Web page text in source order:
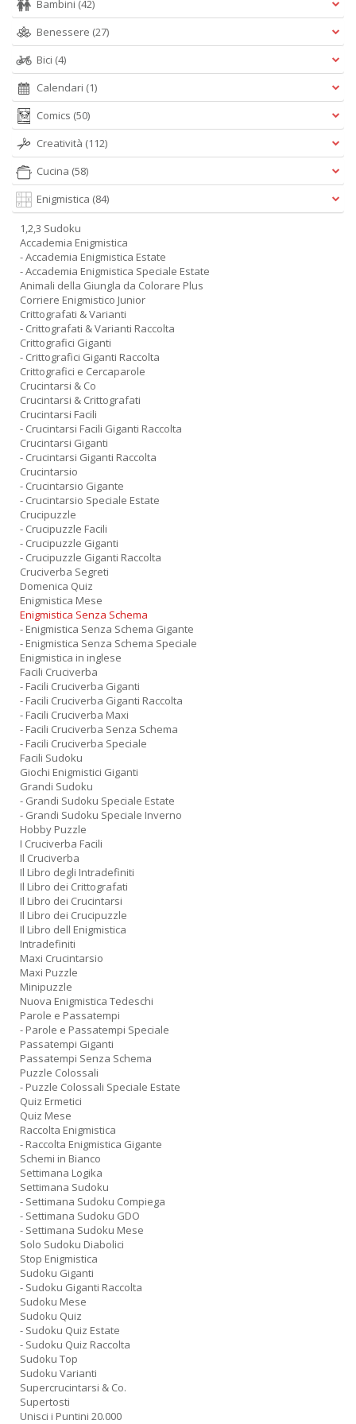
Bambini (42)
Benessere (27)
Bici (4)
Calendari (1)
Comics (50)
Creatività (112)
Cucina (58)
Enigmistica (84)
1,2,3 Sudoku
Accademia Enigmistica
- Accademia Enigmistica Estate
- Accademia Enigmistica Speciale Estate
Animali della Giungla da Colorare Plus
Corriere Enigmistico Junior
Crittografati & Varianti
- Crittografati & Varianti Raccolta
Crittografici Giganti
- Crittografici Giganti Raccolta
Crittografici e Cercaparole
Crucintarsi & Co
Crucintarsi & Crittografati
Crucintarsi Facili
- Crucintarsi Facili Giganti Raccolta
Crucintarsi Giganti
- Crucintarsi Giganti Raccolta
Crucintarsio
- Crucintarsio Gigante
- Crucintarsio Speciale Estate
Crucipuzzle
- Crucipuzzle Facili
- Crucipuzzle Giganti
- Crucipuzzle Giganti Raccolta
Cruciverba Segreti
Domenica Quiz
Enigmistica Mese
Enigmistica Senza Schema
- Enigmistica Senza Schema Gigante
- Enigmistica Senza Schema Speciale
Enigmistica in inglese
Facili Cruciverba
- Facili Cruciverba Giganti
- Facili Cruciverba Giganti Raccolta
- Facili Cruciverba Maxi
- Facili Cruciverba Senza Schema
- Facili Cruciverba Speciale
Facili Sudoku
Giochi Enigmistici Giganti
Grandi Sudoku
- Grandi Sudoku Speciale Estate
- Grandi Sudoku Speciale Inverno
Hobby Puzzle
I Cruciverba Facili
Il Cruciverba
Il Libro degli Intradefiniti
Il Libro dei Crittografati
Il Libro dei Crucintarsi
Il Libro dei Crucipuzzle
Il Libro dell Enigmistica
Intradefiniti
Maxi Crucintarsio
Maxi Puzzle
Minipuzzle
Nuova Enigmistica Tedeschi
Parole e Passatempi
- Parole e Passatempi Speciale
Passatempi Giganti
Passatempi Senza Schema
Puzzle Colossali
- Puzzle Colossali Speciale Estate
Quiz Ermetici
Quiz Mese
Raccolta Enigmistica
- Raccolta Enigmistica Gigante
Schemi in Bianco
Settimana Logika
Settimana Sudoku
- Settimana Sudoku Compiega
- Settimana Sudoku GDO
- Settimana Sudoku Mese
Solo Sudoku Diabolici
Stop Enigmistica
Sudoku Giganti
- Sudoku Giganti Raccolta
Sudoku Mese
Sudoku Quiz
- Sudoku Quiz Estate
- Sudoku Quiz Raccolta
Sudoku Top
Sudoku Varianti
Supercrucintarsi & Co.
Supertosti
Unisci i Puntini 20.000